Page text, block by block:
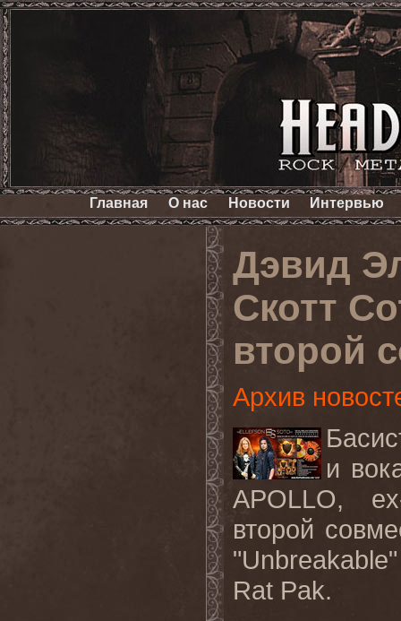
Главная О нас Новости Интервью
Дэвид
Скотт
второй
Архив
и
APOLLO,
второй
"Unbreakable
Rat Pak.